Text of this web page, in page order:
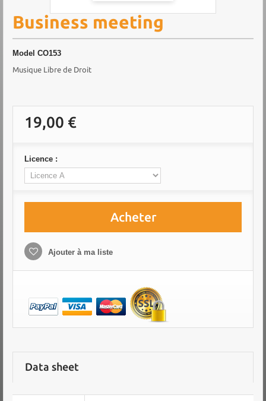
Business meeting
Model CO153
Musique Libre de Droit
19,00 €
Licence :
Acheter
Ajouter à ma liste
Data sheet